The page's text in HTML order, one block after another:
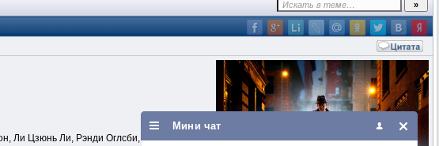
Ли Цзюнь Ли, Рэнди Оглсби, Ришар Робишо,
Мини чат